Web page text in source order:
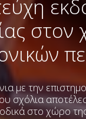
στον
με την
σχόλια
στο χώρο